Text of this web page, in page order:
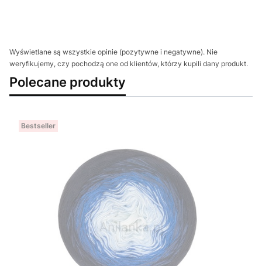
Wyświetlane są wszystkie opinie (pozytywne i negatywne). Nie
weryfikujemy, czy pochodzą one od klientów, którzy kupili dany produkt.
Polecane produkty
Bestseller